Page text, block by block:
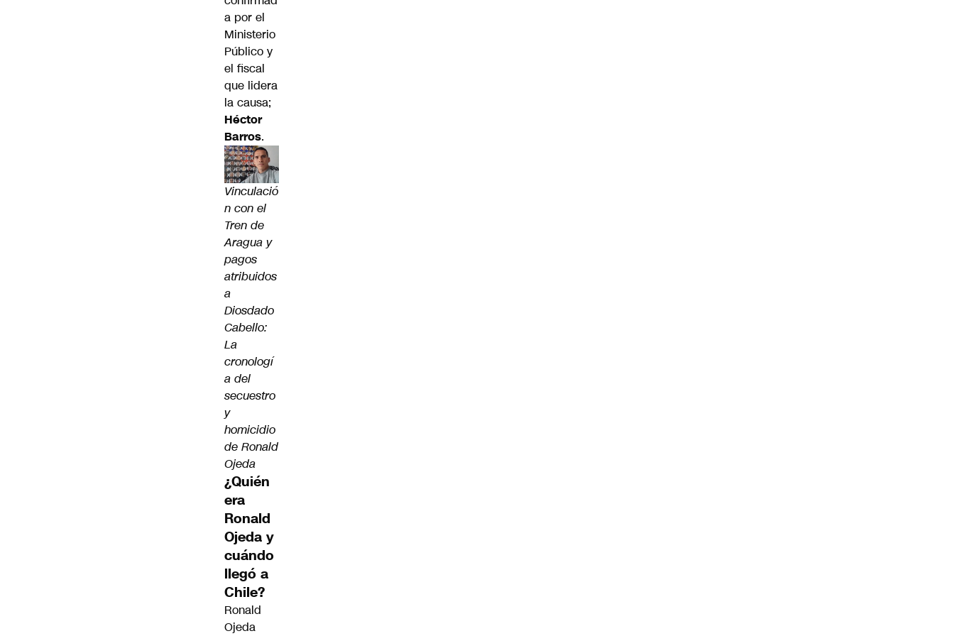
a por el
Ministerio
Público y
el fiscal
que lidera
la causa;
Héctor
Barros.
Vinculació
n con el
Tren de
Aragua y
pagos
atribuidos
a
Diosdado
Cabello:
La
cronologí
a del
secuestro
y
homicidio
de Ronald
Ojeda
¿Quién
era
Ronald
Ojeda y
cuándo
llegó a
Chile?
Ronald
Ojeda